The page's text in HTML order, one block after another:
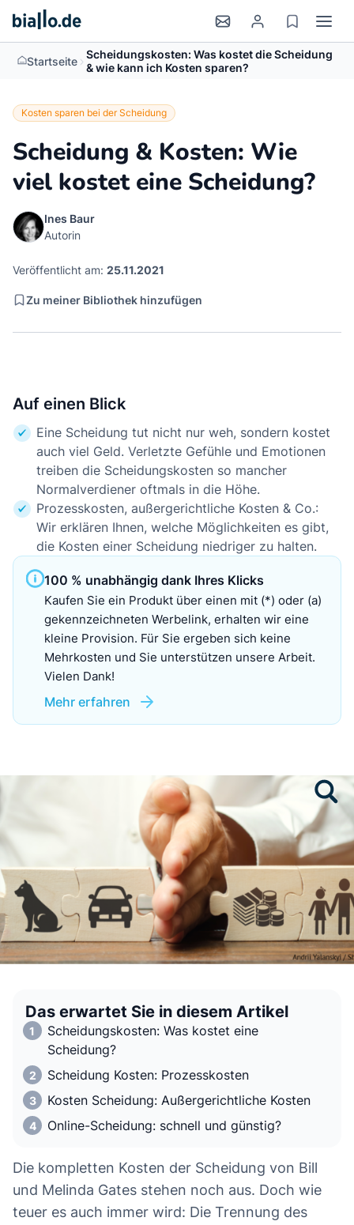
Startseite > Scheidungskosten: Was kostet die Scheidung
& wie kann ich Kosten sparen?
Kosten sparen bei der Scheidung
Scheidung & Kosten: Wie
viel kostet eine Scheidung?
Ines Baur
Autorin
Veröffentlicht am: 25.11.2021
Zu meiner Bibliothek hinzufügen
Auf einen Blick
Eine Scheidung tut nicht nur weh, sondern kostet
auch viel Geld. Verletzte Gefühle und Emotionen
treiben die Scheidungskosten so mancher
Normalverdiener oftmals in die Höhe.
Prozesskosten, außergerichtliche Kosten & Co.:
Wir erklären Ihnen, welche Möglichkeiten es gibt,
die Kosten einer Scheidung niedriger zu halten.
100 % unabhängig dank Ihres Klicks
Kaufen Sie ein Produkt über einen mit (*) oder (a)
gekennzeichneten Werbelink, erhalten wir eine
kleine Provision. Für Sie ergeben sich keine
Mehrkosten und Sie unterstützen unsere Arbeit.
Vielen Dank!
Mehr erfahren
Das erwartet Sie in diesem Artikel
Scheidungskosten: Was kostet eine
Scheidung?
Scheidung Kosten: Prozesskosten
Kosten Scheidung: Außergerichtliche Kosten
Online-Scheidung: schnell und günstig?
Die kompletten Kosten der Scheidung von Bill
und Melinda Gates stehen noch aus. Doch wie
teuer es auch immer wird: Die Trennung des